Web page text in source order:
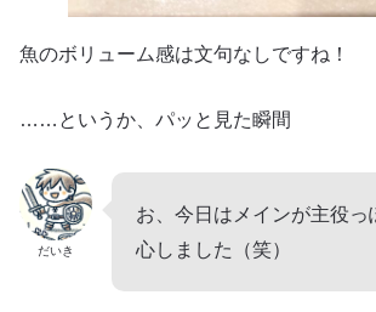
魚のボリューム感は文句なしですね！
……というか、パッと見た瞬間
だいき
お、今日はメインが主役っ
心しました（笑）